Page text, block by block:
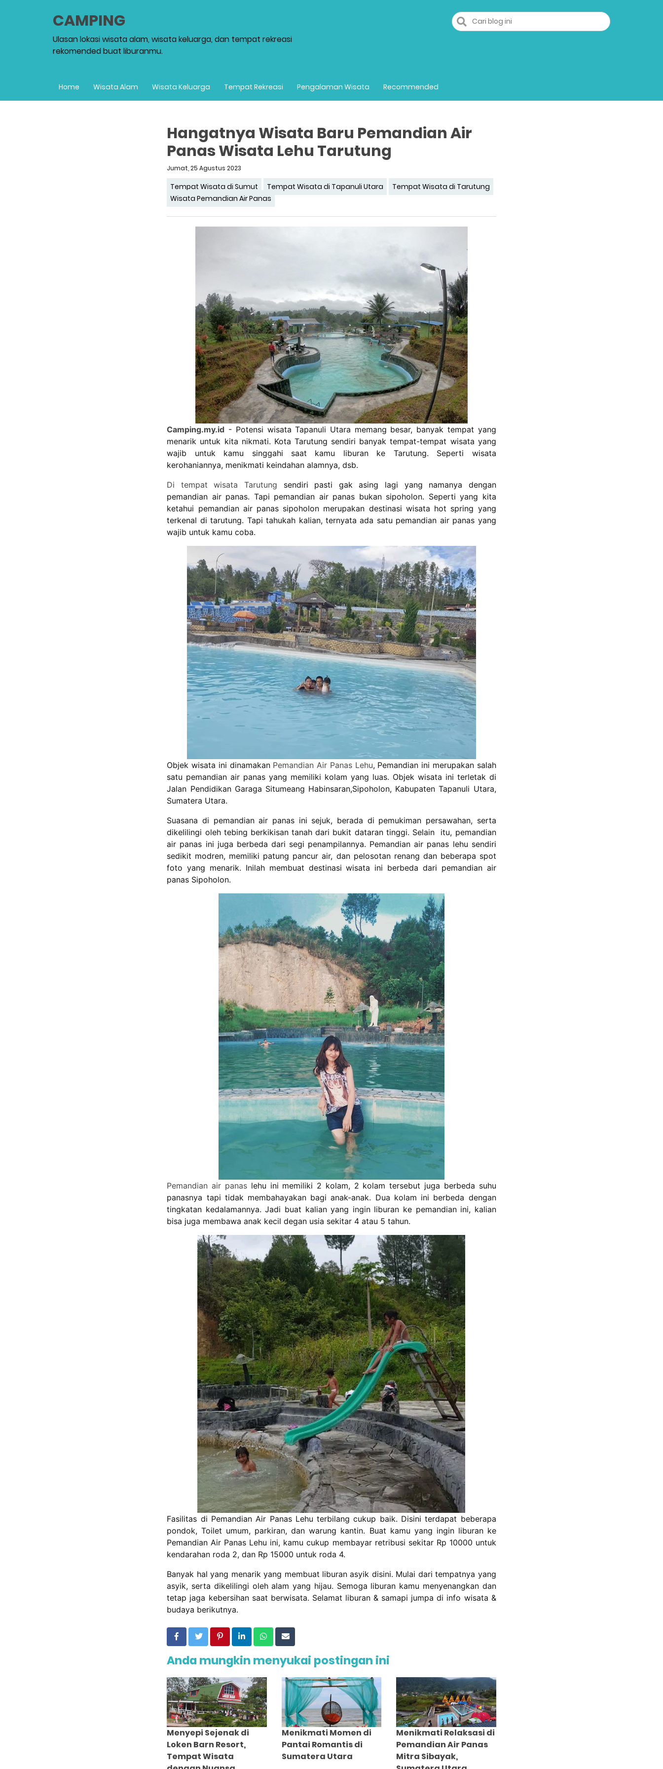
CAMPING
Ulasan lokasi wisata alam, wisata keluarga, dan tempat rekreasi
rekomended buat liburanmu.
Home Wisata Alam Wisata Keluarga Tempat Rekreasi Pengalaman Wisata Recommended
Hangatnya Wisata Baru Pemandian Air
Panas Wisata Lehu Tarutung
Jumat, 25 Agustus 2023
Tempat Wisata di Sumut Tempat Wisata di Tapanuli Utara
Tempat Wisata di Tarutung
Wisata Pemandian Air Panas
Camping.my.id - Potensi wisata Tapanuli Utara memang besar, banyak tempat yang
menarik untuk kita nikmati. Kota Tarutung sendiri banyak tempat-tempat wisata yang
wajib untuk kamu singgahi saat kamu liburan ke Tarutung. Seperti wisata
kerohaniannya, menikmati keindahan alamnya, dsb.
Di tempat wisata Tarutung sendiri pasti gak asing lagi yang namanya dengan
pemandian air panas. Tapi pemandian air panas bukan sipoholon. Seperti yang kita
ketahui pemandian air panas sipoholon merupakan destinasi wisata hot spring yang
terkenal di tarutung. Tapi tahukah kalian, ternyata ada satu pemandian air panas yang
wajib untuk kamu coba.
Objek wisata ini dinamakan Pemandian Air Panas Lehu, Pemandian ini merupakan salah
satu pemandian air panas yang memiliki kolam yang luas. Objek wisata ini terletak di
Jalan Pendidikan Garaga Situmeang Habinsaran,Sipoholon, Kabupaten Tapanuli Utara,
Sumatera Utara.
Suasana di pemandian air panas ini sejuk, berada di pemukiman persawahan, serta
dikelilingi oleh tebing berkikisan tanah dari bukit dataran tinggi. Selain itu, pemandian
air panas ini juga berbeda dari segi penampilannya. Pemandian air panas lehu sendiri
sedikit modren, memiliki patung pancur air, dan pelosotan renang dan beberapa spot
foto yang menarik. Inilah membuat destinasi wisata ini berbeda dari pemandian air
panas Sipoholon.
Pemandian air panaslehu ini memiliki 2 kolam, 2 kolam tersebut juga berbeda suhu
panasnya tapi tidak membahayakan bagi anak-anak. Dua kolam ini berbeda dengan
tingkatan kedalamannya. Jadi buat kalian yang ingin liburan ke pemandian ini, kalian
bisa juga membawa anak kecil degan usia sekitar 4 atau 5 tahun.
Fasilitas di Pemandian Air Panas Lehu terbilang cukup baik. Disini terdapat beberapa
pondok, Toilet umum, parkiran, dan warung kantin. Buat kamu yang ingin liburan ke
Pemandian Air Panas Lehu ini, kamu cukup membayar retribusi sekitar Rp 10000 untuk
kendarahan roda 2, dan Rp 15000 untuk roda 4.
Banyak hal yang menarik yang membuat liburan asyik disini. Mulai dari tempatnya yang
asyik, serta dikelilingi oleh alam yang hijau. Semoga liburan kamu menyenangkan dan
tetap jaga kebersihan saat berwisata. Selamat liburan & samapi jumpa di info wisata &
budaya berikutnya.
Anda mungkin menyukai postingan ini
Menyepi Sejenak di
Loken Barn Resort,
Tempat Wisata
Menikmati Momen di
Pantai Romantis di
Sumatera Utara
Menikmati Relaksasi di
Pemandian Air Panas
Mitra Sibayak,